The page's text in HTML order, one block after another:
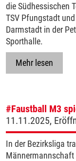
die Südhessischen
TSV Pfungstadt und
Darmstadt in der
Sporthalle.
Mehr lesen
#Faustball M3
11.11.2025,
In der Bezirksliga
Männermannschaft